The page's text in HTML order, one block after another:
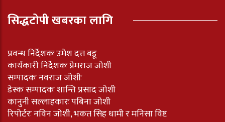
सिद्धटोपी खबरका लागि
प्रवन्ध निर्देशकः उमेश दत्त बडू
कार्यकारी निर्देशकः प्रेमराज जोशी
सम्पादकः नवराज जोशीः
डेस्क सम्पादकः शान्ति प्रसाद जोशी
कानुनी सल्लाहकारः पबिना जोशी
रिपोर्टरः नविन जोशी, भकत सिह धामी र मनिसा विष्ट